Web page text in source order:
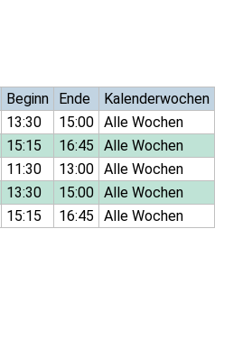
Beginn Ende
Kalenderwochen
13:30 15:00 Alle Wochen
15:15 16:45
Alle Wochen
11:30 13:00 Alle Wochen
13:30 15:00 Alle Wochen
15:15 16:45 Alle Wochen